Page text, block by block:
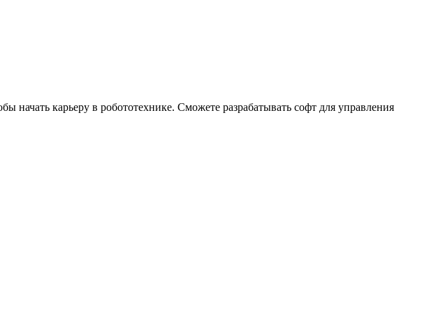
начать карьеру в робототехнике. Сможете разрабатывать софт для управления